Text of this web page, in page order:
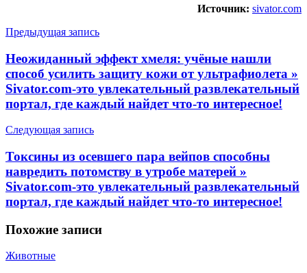
Источник: sivator.com
Предыдущая запись
Неожиданный эффект хмеля: учёные нашли
способ усилить защиту кожи от ультрафиолета »
Sivator.com-это увлекательный развлекательный
портал, где каждый найдет что-то интересное!
Следующая запись
Токсины из осевшего пара вейпов способны
навредить потомству в утробе матерей »
Sivator.com-это увлекательный развлекательный
портал, где каждый найдет что-то интересное!
Похожие записи
Животные